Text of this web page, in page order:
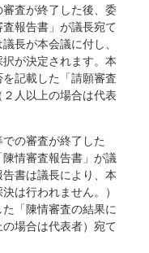
査が終了した後、委
報告書」が議長宛て
長が本会議に付し、
が決定されます。本
記載した「請願審査
人以上の場合は代表
の審査が終了した
情審査報告書」が議
書は議長により、本
は行われません。）
「陳情審査の結果に
場合は代表者）宛て